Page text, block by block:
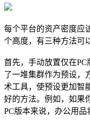
每个平台的资产密度应
个高度，有三种方法可
首先，手动放置仅在
了一堆集群作为预设，
术工具，使预设更加智
好的方法。例如，如果
PC版本来说，办公用品